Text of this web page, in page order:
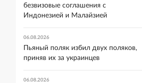
безвизовые соглашения с
Индонезией и Малайзией
06.08.2026
Пьяный поляк избил двух поляков,
приняв их за украинцев
06.08.2026